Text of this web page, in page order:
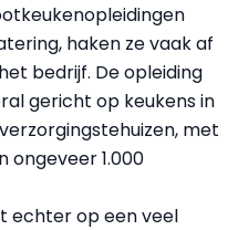
haken ze vaak af
bedrijf. De opleiding
gericht op keukens in
met
1.000
echter op een veel